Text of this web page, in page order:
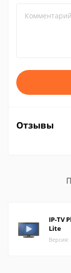
Отзывы
IP-TV
Lite
Версия: